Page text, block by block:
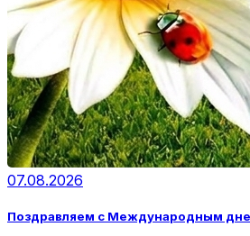
07.08.2026
Поздравляем с Международным